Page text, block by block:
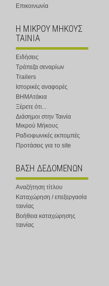
Επικοινωνία
Η ΜΙΚΡΟΥ ΜΗΚΟΥΣ
ΤΑΙΝΙΑ
Ειδήσεις
Τράπεζα σεναρίων
Trailers
Ιστορικές αναφορές
ΒΗΜΑτάκια
Ξέρετε ότι...
Διάσημοι στην Ταινία
Μικρού Μήκους
Ραδιοφωνικές εκπομπές
Προτάσεις για το site
ΒΑΣΗ ΔΕΔΟΜΕΝΩΝ
Αναζήτηση τίτλου
Καταχώρηση / επεξεργασία
ταινίας
Βοήθεια καταχώρησης
ταινίας